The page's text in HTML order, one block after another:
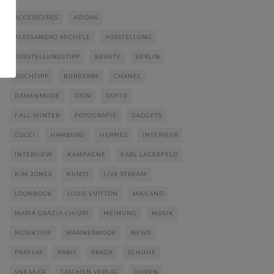
ACCESSOIRES ADIDAS
ALESSANDRO MICHELE AUSSTELLUNG
AUSSTELLUNGSTIPP BEAUTY BERLIN
BUCHTIPP BURBERRY CHANEL
DAMENMODE DIOR DÜFTE
FALL-WINTER FOTOGRAFIE GADGETS
GUCCI HAMBURG HERMÈS INTERIEUR
INTERVIEW KAMPAGNE KARL LAGERFELD
KIM JONES KUNST LIVE STREAM
LOOKBOOK LOUIS VUITTON MAILAND
MARIA GRAZIA CHIURI MEINUNG MUSIK
MUSIKTIPP MÄNNERMODE NEWS
PARFUM PARIS PRADA SCHUHE
SNEAKER TASCHEN VERLAG UHREN